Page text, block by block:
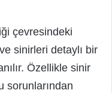
çevresindeki
sinirleri detaylı bir
Özellikle sinir
sorunlarından